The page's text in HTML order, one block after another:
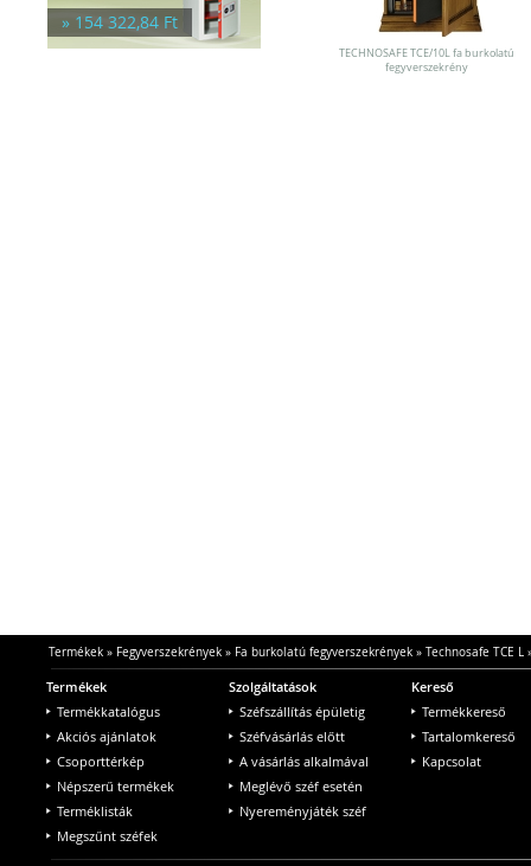
» 154 322,84 Ft
TECHNOSAFE TCE/10L fa burkolatú
fegyverszekrény
Termékek» Fegyverszekrények» Fa burkolatú fegyverszekrények» Technosafe TCE L
Termékek
Termékkatalógus
Akciós ajánlatok
Csoporttérkép
Népszerű termékek
Terméklisták
Megszűnt széfek
Szolgáltatások
Széfszállítás épületig
Széfvásárlás előtt
A vásárlás alkalmával
Meglévő széf esetén
Nyereményjáték széf
Kereső
Termékkereső
Tartalomkereső
Kapcsolat